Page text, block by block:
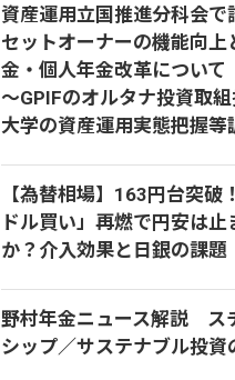
資産運用立国推進分科会で
セットオーナーの機能向上
金・個人年金改革について
～GPIFのオルタナ投資取組
大学の資産運用実態把握等
【為替相場】163円台突破
ドル買い」再燃で円安は止
か？介入効果と日銀の課題
野村年金ニュース解説 ス
シップ／サステナブル投資